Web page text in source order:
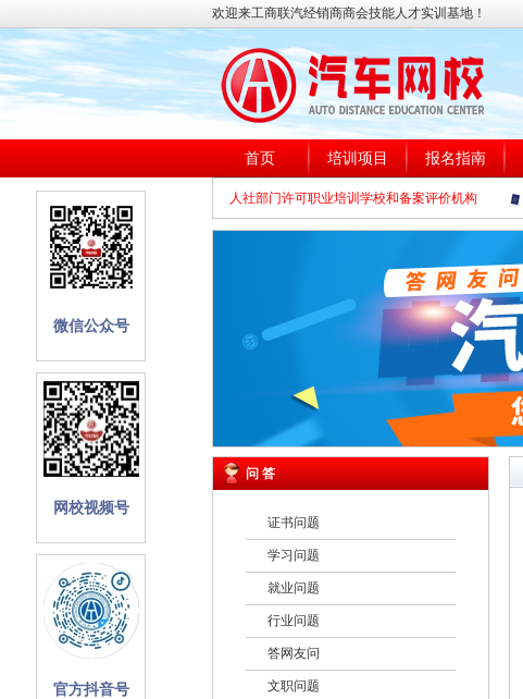
欢迎来工商联汽经销商商会技能人才实训基地！
首页 培训项目 报名指南
人社部门许可职业培训学校和备案评价机构
问 答
证书问题
学习问题
就业问题
行业问题
答网友问
文职问题
微信公众号
网校视频号
官方抖音号